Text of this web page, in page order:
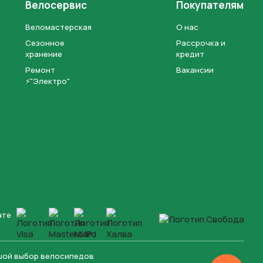
Велосервис
Веломастерская
Сезонное
хранение
Ремонт
⚡"Электро"
Покупателям
О нас
Рассрочка и
кредит
Вакансии
выбор велосипедов